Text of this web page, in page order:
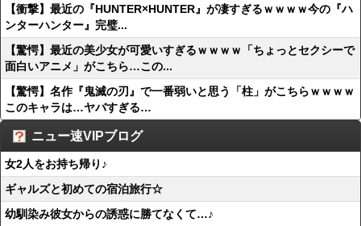
【衝撃】最近の『HUNTER×HUNTER』が凄すぎるｗｗｗｗ今の『ハ
ンターハンター』完璧...
【驚愕】最近の美少女が可愛いすぎるｗｗｗｗ「ちょっとセクシーで
面白いアニメ」がこちら…この...
【驚愕】名作『鬼滅の刃』で一番弱いと思う「柱」がこちらｗｗｗｗ
このキャラは…ヤバすぎる…
ニュー速VIPブログ
女2人をお持ち帰り♪
ギャルズと初めての宿泊旅行☆
幼馴染み彼女からの誘惑に勝てなくて…♪